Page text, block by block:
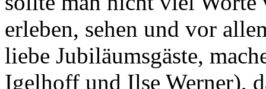
erleben, sehen und vor
liebe Jubiläumsgäste,
Igelhoff und Ilse Werner),